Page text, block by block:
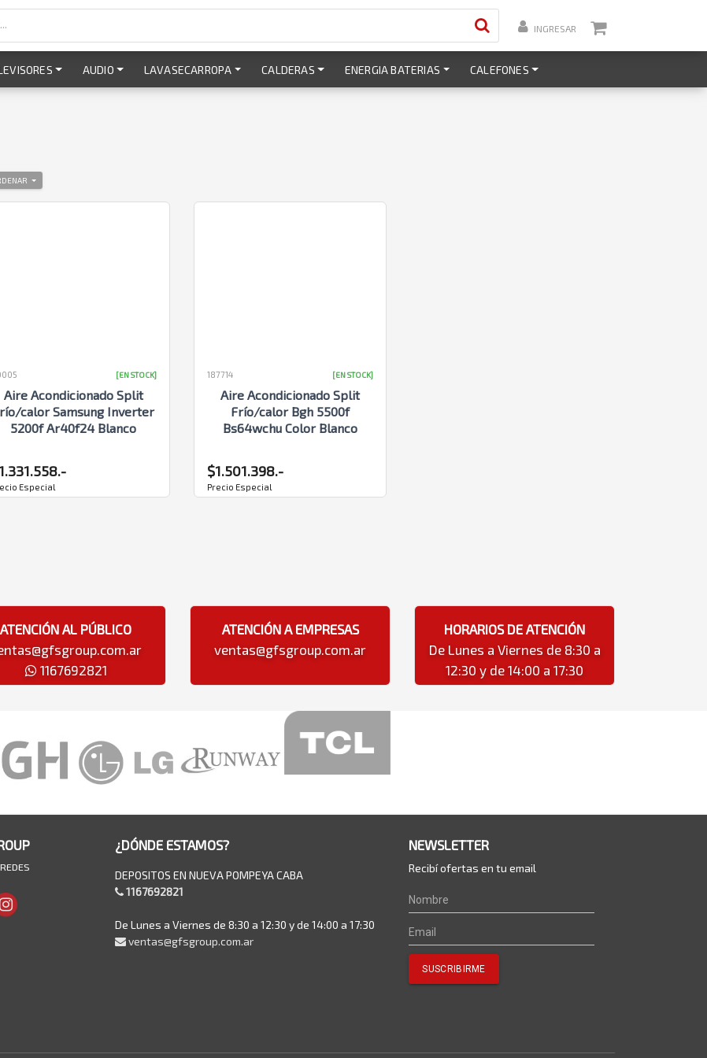
INGRESAR
AUDIO LAVASECARROPA CALDERAS ENERGIA BATERIAS CALEFONES
[EN STOCK]
Aire Acondicionado Split
calor Samsung Inverter
5200f Ar40f24 Blanco
Especial
187714 [EN STOCK]
Aire Acondicionado Split
Frío/calor Bgh 5500f
Bs64wchu Color Blanco
$1.501.398.-
Precio Especial
ATENCIÓN AL PÚBLICO
1167692821
ATENCIÓN A EMPRESAS
ventas@gfsgroup.com.ar
HORARIOS DE ATENCIÓN
De Lunes a Viernes de 8:30 a
12:30 y de 14:00 a 17:30
¿DÓNDE ESTAMOS?
DEPOSITOS EN NUEVA POMPEYA CABA
1167692821
De Lunes a Viernes de 8:30 a 12:30 y de 14:00 a 17:30
ventas@gfsgroup.com.ar
NEWSLETTER
Recibí ofertas en tu email